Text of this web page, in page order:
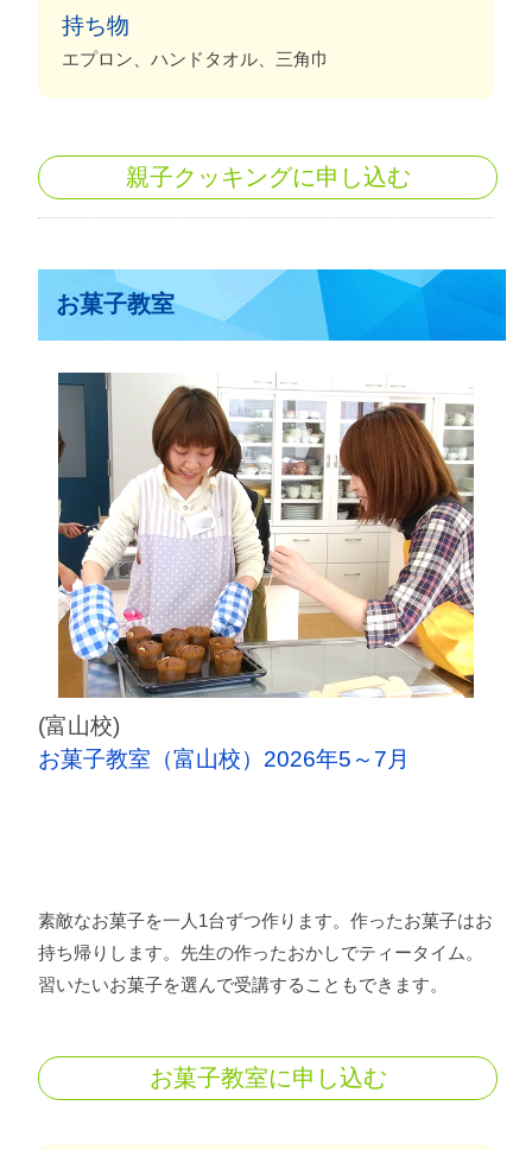
持ち物
エプロン、ハンドタオル、三角巾
親子クッキングに申し込む
お菓子教室
(富山校)
お菓子教室（富山校）2026年5～7月
素敵なお菓子を一人1台ずつ作ります。作ったお菓子はお
持ち帰りします。先生の作ったおかしでティータイム。
習いたいお菓子を選んで受講することもできます。
お菓子教室に申し込む